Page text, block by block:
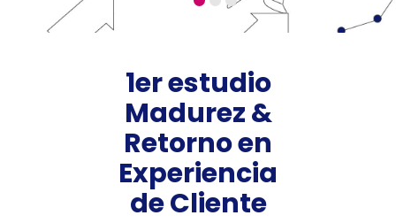
1er estudio
Madurez &
Retorno en
Experiencia
de Cliente